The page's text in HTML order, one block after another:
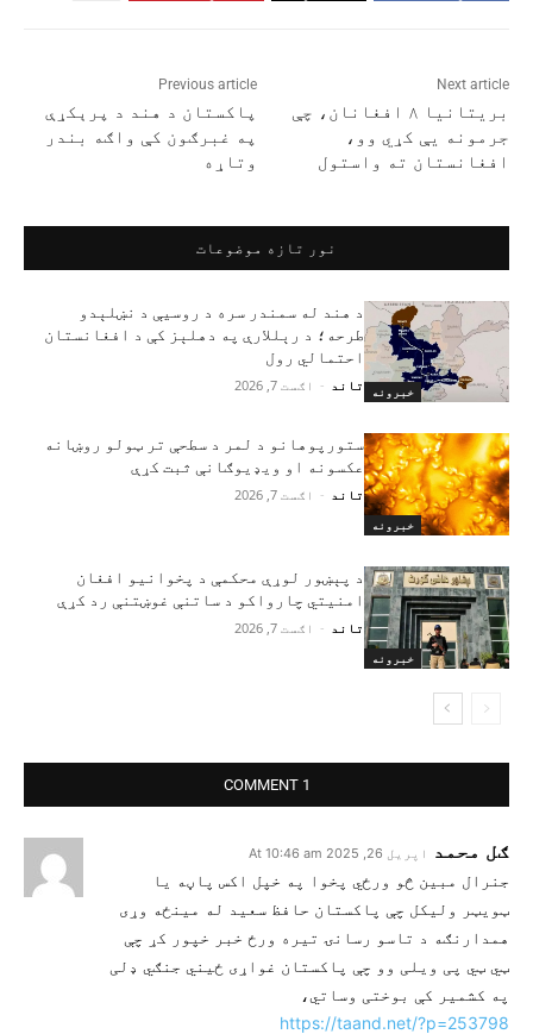
Previous article
پاکستان د هند د پرېکړې
په غبرګون کې واګه بندر
وتاړه
Next article
بریتانیا ۸ افغانان، چې
جرمونه یې کړي وو،
افغانستان ته واستول
نور تازه موضوعات
خبرونه
د هند له سمندر سره د روسیې د نښلېدو
طرحه؛ د رېللارې په دهلېز کې د افغانستان
احتمالي رول
تاند - اګست 7, 2026
خبرونه
ستورپوهانو د لمر د سطحې تر ټولو روښانه
عکسونه او ویډیوګانې ثبت کړې
تاند - اګست 7, 2026
خبرونه
د پېښور لوړې محکمې د پخوانیو افغان
امنیتي چارواکو د ساتنې غوښتنې رد کړې
تاند - اګست 7, 2026
1 COMMENT
ګل محمد اپریل 26, 2025 At 10:46 am
جنرال مبین څو ورځي پخوا په خپل اکس پاڼه یا
ټویټر ولیکل چې پاکستان حافظ سعید له مینځه وړی
همدارنګه د تاسو رسانۍ تیره ورځ خبر خپور کړ چې
ټي ټي پی ویلی وو چې پاکستان غواړی ځيني جنګي ډلی
په کشمیر کې بوختی وساتي،
https://taand.net/?p=253798